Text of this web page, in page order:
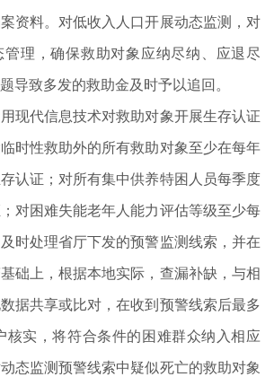
资料。对低收入人口开展动态监测，对
理，确保救助对象应纳尽纳、应退尽
导致多发的救助金及时予以追回。
代信息技术对救助对象开展生存认证
时性救助外的所有救助对象至少在每年
认证；对所有集中供养特困人员每季度
对困难失能老年人能力评估等级至少每
时处理省厅下发的预警监测线索，并在
础上，根据本地实际，查漏补缺，与相
据共享或比对，在收到预警线索后最多
核实，将符合条件的困难群众纳入相应
态监测预警线索中疑似死亡的救助对象